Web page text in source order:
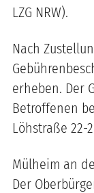
LZG NRW).
Nach
erheben. Der
Betroffenen
Löhstraße 22-
Mülheim an
Der